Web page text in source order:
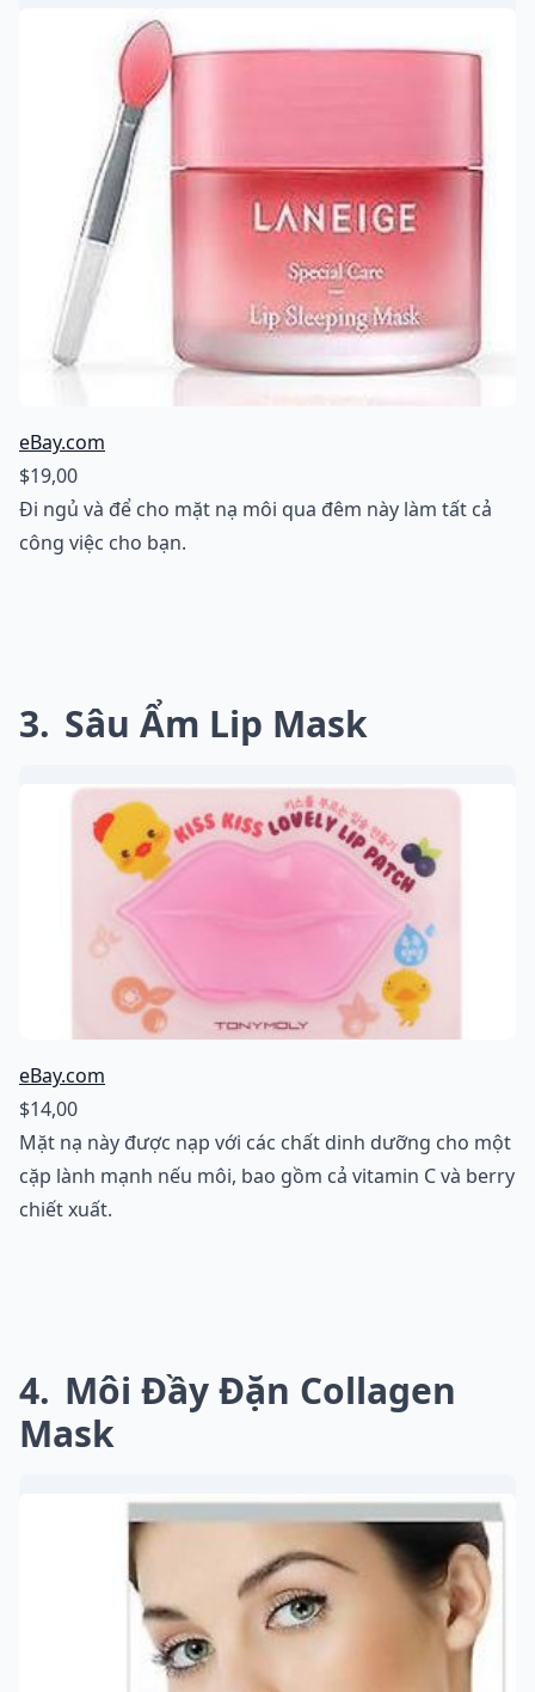
eBay.com
$19,00
Đi ngủ và để cho mặt nạ môi qua đêm này làm tất cả
công việc cho bạn.
3 Sâu Ẩm Lip Mask
eBay.com
$14,00
Mặt nạ này được nạp với các chất dinh dưỡng cho một
cặp lành mạnh nếu môi, bao gồm cả vitamin C và berry
chiết xuất.
4 Môi Đầy Đặn Collagen
Mask